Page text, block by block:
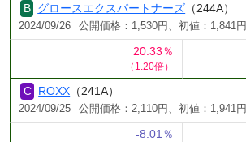
グロースエクスパートナーズ （244A）
2024/09/26 公開価格：1,530円、初値：1,841円
20.33％
（1.20倍）
ROXX （241A）
2024/09/25 公開価格：2,110円、初値：1,941円
-8.01％